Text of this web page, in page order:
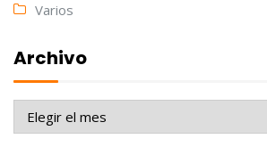
Varios
Archivo
Archivo